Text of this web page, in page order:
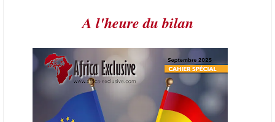
AFRIQUE - PETROLE
en place une plateforme numérique destinée à donner la priorité aux
entreprises du continent dans les marchés du secteur énergétique.
Cet outil permettra de recenser les entreprises africaines opérant dans
la chaîne de valeur énergétique et de publier des appels d’offres
ouverts en priorité aux sociétés du continent. Le projet est en phase
finale de développement et devrait aboutir, d’ici fin 2026 ou début
A l'heure du bilan